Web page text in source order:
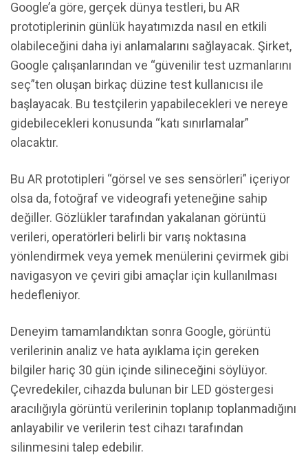
Google’a göre, gerçek dünya testleri, bu AR
prototiplerinin günlük hayatımızda nasıl en etkili
olabileceğini daha iyi anlamalarını sağlayacak. Şirket,
Google çalışanlarından ve “güvenilir test uzmanlarını
seç”ten oluşan birkaç düzine test kullanıcısı ile
başlayacak. Bu testçilerin yapabilecekleri ve nereye
gidebilecekleri konusunda “katı sınırlamalar”
olacaktır.
Bu AR prototipleri “görsel ve ses sensörleri” içeriyor
olsa da, fotoğraf ve videografi yeteneğine sahip
değiller. Gözlükler tarafından yakalanan görüntü
verileri, operatörleri belirli bir varış noktasına
yönlendirmek veya yemek menülerini çevirmek gibi
navigasyon ve çeviri gibi amaçlar için kullanılması
hedefleniyor.
Deneyim tamamlandıktan sonra Google, görüntü
verilerinin analiz ve hata ayıklama için gereken
bilgiler hariç 30 gün içinde silineceğini söylüyor.
Çevredekiler, cihazda bulunan bir LED göstergesi
aracılığıyla görüntü verilerinin toplanıp toplanmadığını
anlayabilir ve verilerin test cihazı tarafından
silinmesini talep edebilir.